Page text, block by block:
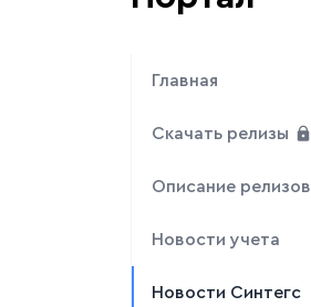
Главная
Скачать релизы
Описание релизов
Новости учета
Новости Синтегс